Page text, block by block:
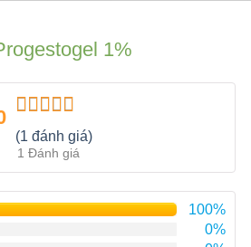
1%
Được xếp
hạng 5.00
sao
(1 đánh giá)
1 Đánh giá
100%
0%